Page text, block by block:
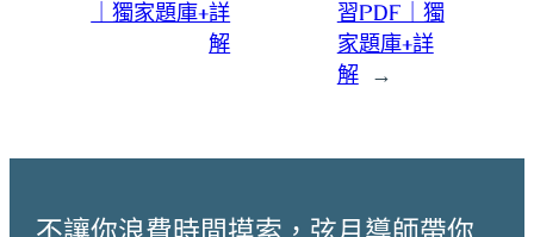
｜獨家題庫+詳
解
習PDF｜獨
家題庫+詳
解
→